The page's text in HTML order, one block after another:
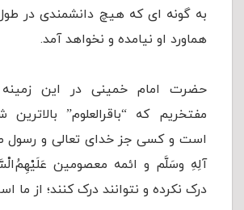
به گونه ای که هیچ دانشمندی در
هماورد او نیامده و نخواهد آمد.
حضرت امام خمینی در این زمینه
مفتخریم که “باقرالعلوم”
است و کسی جز خدای تعالی و رسول
آلِهِ وسَلَّم و ائمه معصومین
درک نکرده و نتوانند درک کنند؛ از ما